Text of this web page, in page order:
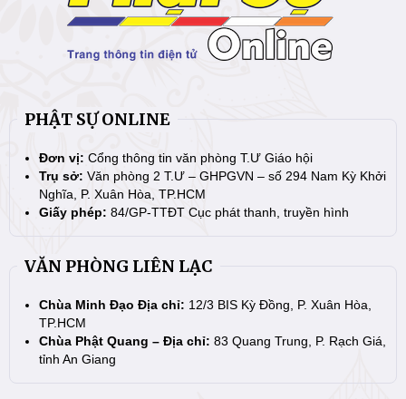
PHẬT SỰ ONLINE
Đơn vị: Cổng thông tin văn phòng T.Ư Giáo hội
Trụ sở: Văn phòng 2 T.Ư – GHPGVN – số 294 Nam Kỳ Khởi
Nghĩa, P. Xuân Hòa, TP.HCM
Giấy phép: 84/GP-TTĐT Cục phát thanh, truyền hình
VĂN PHÒNG LIÊN LẠC
Chùa Minh Đạo Địa chỉ: 12/3 BIS Kỳ Đồng, P. Xuân Hòa,
TP.HCM
Chùa Phật Quang – Địa chỉ: 83 Quang Trung, P. Rạch Giá,
tỉnh An Giang